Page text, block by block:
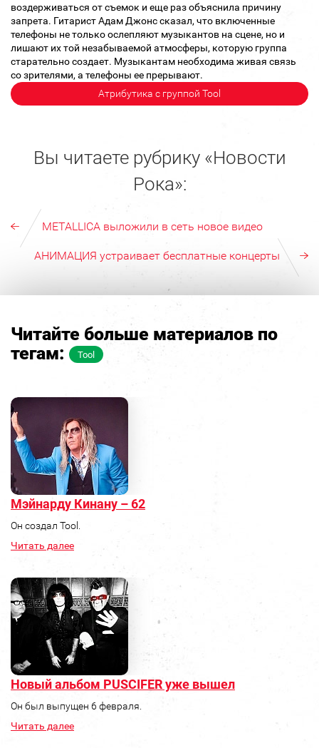
воздерживаться от съемок и еще раз объяснила причину
запрета. Гитарист Адам Джонс сказал, что включенные
телефоны не только ослепляют музыкантов на сцене, но и
лишают их той незабываемой атмосферы, которую группа
старательно создает. Музыкантам необходима живая связь
со зрителями, а телефоны ее прерывают.
Атрибутика с группой Tool
Вы читаете рубрику «Новости
Рока»:
METALLICA выложили в сеть новое видео
АНИМАЦИЯ устраивает бесплатные концерты
Читайте больше материалов по
тегам:
Tool
Мэйнарду Кинану – 62
Он создал Tool.
Читать далее
Новый альбом PUSCIFER уже вышел
Он был выпущен 6 февраля.
Читать далее